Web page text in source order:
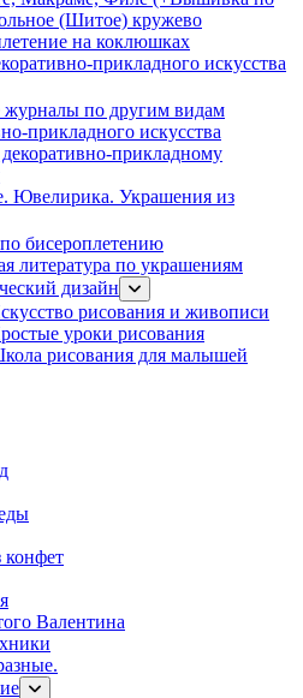
(Шитое) кружево
на коклюшках
прикладного искусства
по другим видам
прикладного искусства
прикладному
Ювелирика. Украшения из
бисероплетению
литература по украшениям
дизайн
рисования и живописи
уроки рисования
рисования для малышей
конфет
Валентина